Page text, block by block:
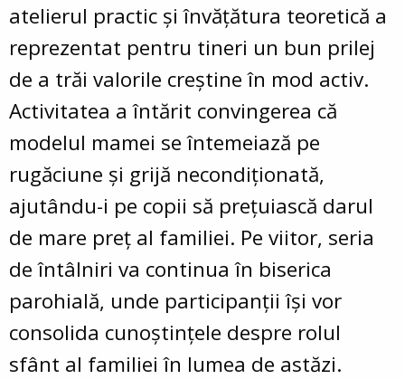
atelierul practic și învățătura teoretică a
reprezentat pentru tineri un bun prilej
de a trăi valorile creștine în mod activ.
Activitatea a întărit convingerea că
modelul mamei se întemeiază pe
rugăciune și grijă necondiționată,
ajutându-i pe copii să prețuiască darul
de mare preț al familiei. Pe viitor, seria
de întâlniri va continua în biserica
parohială, unde participanții își vor
consolida cunoștințele despre rolul
sfânt al familiei în lumea de astăzi.